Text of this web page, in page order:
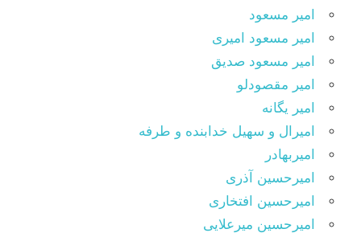
امیر مسعود
امیر مسعود امیری
امیر مسعود صدیق
امیر مقصودلو
امیر یگانه
امیرال و سهیل خدابنده و طرفه
امیربهادر
امیرحسین آذری
امیرحسین افتخاری
امیرحسین میرعلایی